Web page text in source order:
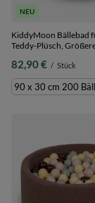
NEU
KiddyMoon Bällebad
Teddy-Plüsch,
Abnehmbarer Bezug,
Braun/Kupfer/
x 30 cm 200 Bälle
82,90 € / Stück
90 x 30 cm 200